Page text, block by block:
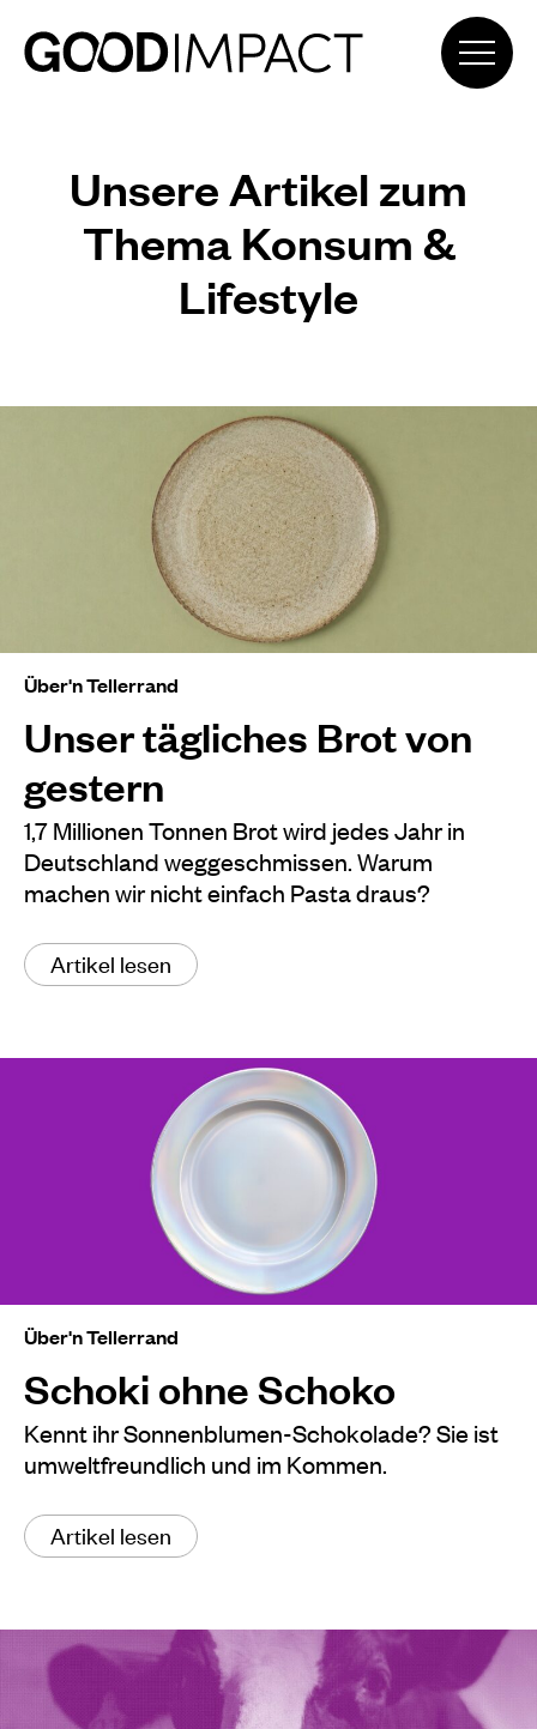
Unsere Artikel zum
Thema Konsum &
Lifestyle
Über'n Tellerrand
Unser tägliches Brot von
gestern
1,7 Millionen Tonnen Brot wird jedes Jahr in
Deutschland weggeschmissen. Warum
machen wir nicht einfach Pasta draus?
Artikel lesen
Über'n Tellerrand
Schoki ohne Schoko
Kennt ihr Sonnenblumen-Schokolade? Sie ist
umweltfreundlich und im Kommen.
Artikel lesen